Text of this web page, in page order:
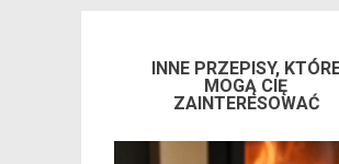
INNE PRZEPISY,
MOGĄ CIĘ
ZAINTERESOWAĆ